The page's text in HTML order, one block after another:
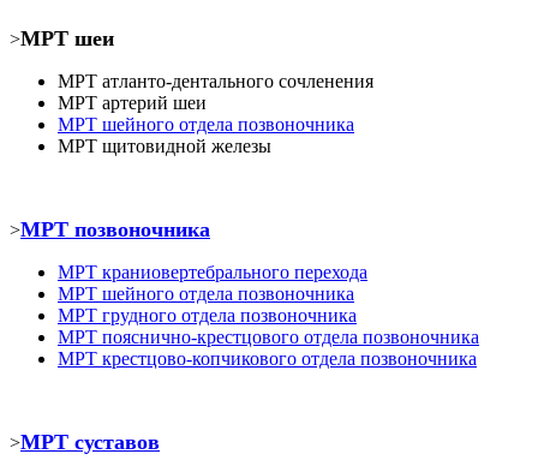
>МРТ шеи
МРТ атланто-дентального сочленения
МРТ артерий шеи
МРТ шейного отдела позвоночника
МРТ щитовидной железы
>МРТ позвоночника
МРТ краниовертебрального перехода
МРТ шейного отдела позвоночника
МРТ грудного отдела позвоночника
МРТ пояснично-крестцового отдела позвоночника
МРТ крестцово-копчикового отдела позвоночника
>МРТ суставов